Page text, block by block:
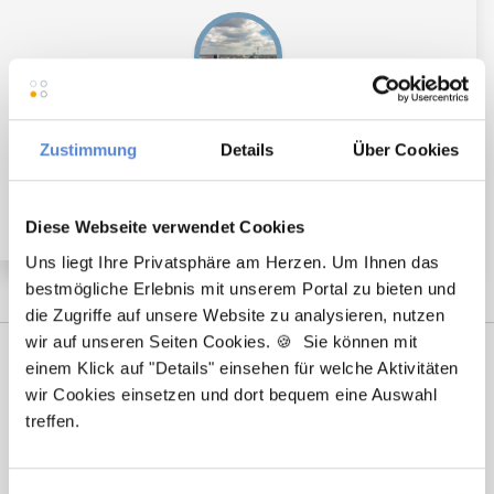
Zustimmung Details Über Cookies
Diese Webseite verwendet Cookies
Uns liegt Ihre Privatsphäre am Herzen. Um Ihnen das
bestmögliche Erlebnis mit unserem Portal zu bieten und
die Zugriffe auf unsere Website zu analysieren, nutzen
wir auf unseren Seiten Cookies. 🍪 Sie können mit
einem Klick auf "Details" einsehen für welche Aktivitäten
wir Cookies einsetzen und dort bequem eine Auswahl
treffen.
Angestellter Facharzt (m/w/d) in Voll- oder Teilzeit
ab 01.01.2025 in Berlin/Lichtenberg